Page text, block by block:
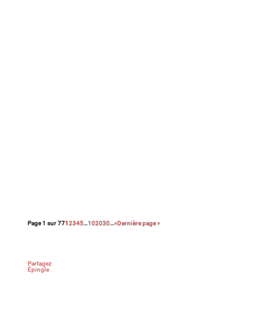
Page 1 sur 7712345…102030…»Dernière page »
Partagez
Épingle